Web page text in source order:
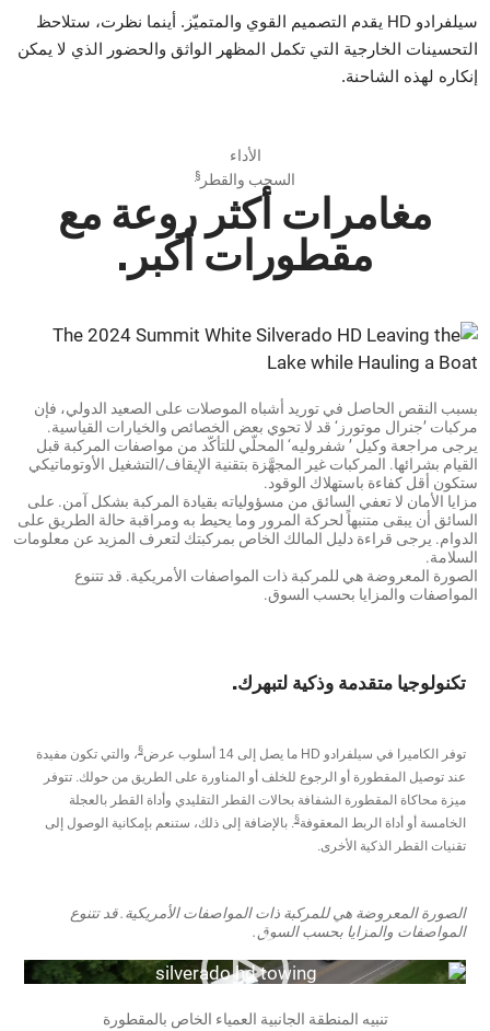
سيلفرادو HD يقدم التصميم القوي والمتميّز. أينما نظرت، ستلاحظ
التحسينات الخارجية التي تكمل المظهر الواثق والحضور الذي لا يمكن
إنكاره لهذه الشاحنة.
الأداء
السحب والقطر§
مغامرات أكثر روعة مع
مقطورات أكبر.
بسبب النقص الحاصل في توريد أشباه الموصلات على الصعيد الدولي، فإن
مركبات ’جنرال موتورز‘ قد لا تحوي بعض الخصائص والخيارات القياسية.
يرجى مراجعة وكيل ’ شفروليه‘ المحلّي للتأكّد من مواصفات المركبة قبل
القيام بشرائها. المركبات غير المجهَّزة بتقنية الإيقاف/التشغيل الأوتوماتيكي
ستكون أقل كفاءة باستهلاك الوقود.
مزايا الأمان لا تعفي السائق من مسؤولياته بقيادة المركبة بشكل آمن. على
السائق أن يبقى متنبهاً لحركة المرور وما يحيط به ومراقبة حالة الطريق على
الدوام. يرجى قراءة دليل المالك الخاص بمركبتك لتعرف المزيد عن معلومات
السلامة.
الصورة المعروضة هي للمركبة ذات المواصفات الأمريكية. قد تتنوع
المواصفات والمزايا بحسب السوق.
تكنولوجيا متقدمة وذكية لتبهرك.
توفر الكاميرا في سيلفرادو HD ما يصل إلى 14 أسلوب عرض § ، والتي تكون مفيدة
عند توصيل المقطورة أو الرجوع للخلف أو المناورة على الطريق من حولك. تتوفر
ميزة محاكاة المقطورة الشفافة بحالات القطر التقليدي وأداة القطر بالعجلة
الخامسة أو أداة الربط المعقوفة§ . بالإضافة إلى ذلك، ستنعم بإمكانية الوصول إلى
تقنيات القطر الذكية الأخرى.
الصورة المعروضة هي للمركبة ذات المواصفات الأمريكية. قد تتنوع
المواصفات والمزايا بحسب السوق.
تنبيه المنطقة الجانبية العمياء الخاص بالمقطورة